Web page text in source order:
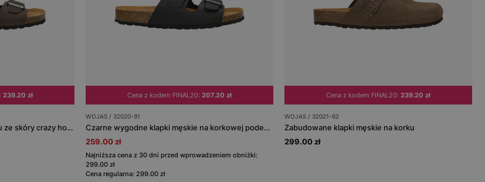
239.20 zł
Brązowe klapki męskie na korku ze skóry crazy horse
Cena z kodem FINAL20:207.20 zł
WOJAS / 32020-91
Czarne wygodne klapki męskie na korkowej podeszwie
259.00 zł
Najniższa cena z 30 dni przed wprowadzeniem obniżki:
299.00 zł
Cena regularna: 299.00 zł
Cena z kodem FINAL20:239.20 zł
WOJAS / 32021-62
Zabudowane klapki męskie na korku
299.00 zł